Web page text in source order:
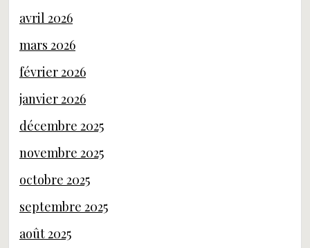
avril 2026
mars 2026
février 2026
janvier 2026
décembre 2025
novembre 2025
octobre 2025
septembre 2025
août 2025